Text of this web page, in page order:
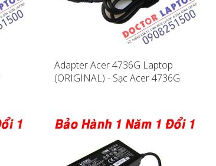
Adapter Acer 4736G Laptop
(ORIGINAL) - Sạc Acer 4736G